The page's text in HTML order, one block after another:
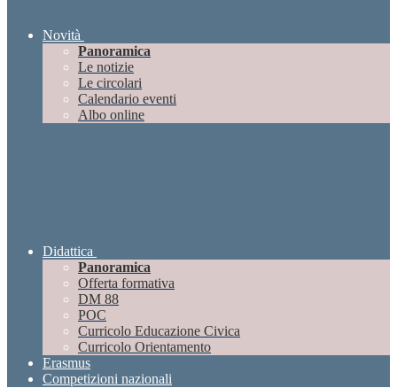
Novità
Panoramica
Le notizie
Le circolari
Calendario eventi
Albo online
Didattica
Panoramica
Offerta formativa
DM 88
POC
Curricolo Educazione Civica
Curricolo Orientamento
Erasmus
Competizioni nazionali